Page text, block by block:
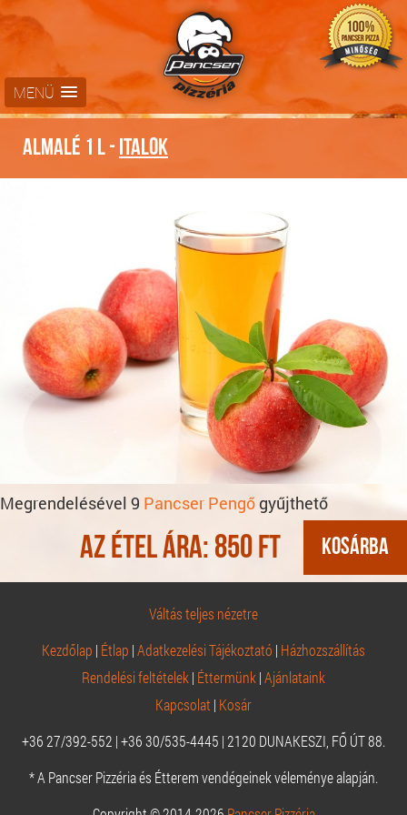
MENÜ
Almalé 1 L - Italok
Megrendelésével 9 Pancser Pengő gyűjthető
Az étel ára: 850Ft
Váltás teljes nézetre
Kezdőlap | Étlap |Adatkezelési Tájékoztató | Házhozszállítás
Rendelési feltételek | Éttermünk |Ajánlataink
Kapcsolat | Kosár
+36 27/392-552 | +36 30/535-4445 | 2120 DUNAKESZI, FŐ ÚT 88.
* A Pancser Pizzéria és Étterem vendégeinek véleménye alapján.